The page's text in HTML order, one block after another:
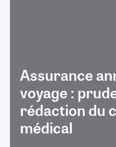
Assurance
voyage :
rédaction du
médical